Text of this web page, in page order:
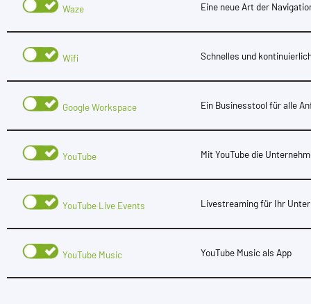
Waze Eine neue Art der
Wifi Schnelles und
Google Workspace Ein Businesstool für alle
YouTube Mit YouTube die
YouTube Live Events Livestreaming für Ihr
YouTube Music YouTube Music als App